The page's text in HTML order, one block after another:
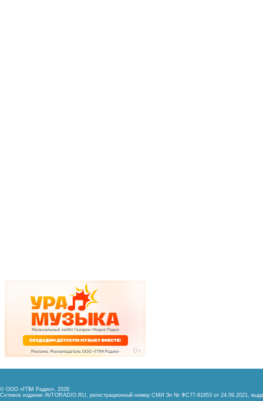
© ООО «ГПМ Радио», 2026
Сетевое издание AVTORADIO.RU, регистрационный номер СМИ Эл № ФС77-81953 от 24.09.2021,